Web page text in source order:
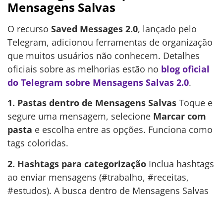
Mensagens Salvas
O recurso Saved Messages 2.0, lançado pelo
Telegram, adicionou ferramentas de organização
que muitos usuários não conhecem. Detalhes
oficiais sobre as melhorias estão no blog oficial
do Telegram sobre Mensagens Salvas 2.0.
1. Pastas dentro de Mensagens Salvas Toque e
segure uma mensagem, selecione Marcar com
pasta e escolha entre as opções. Funciona como
tags coloridas.
2. Hashtags para categorização Inclua hashtags
ao enviar mensagens (#trabalho, #receitas,
#estudos). A busca dentro de Mensagens Salvas